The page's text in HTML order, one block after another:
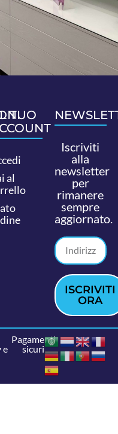
TUO
al
Iscriviti
alla
newsletter
per
rimanere
sempre
aggiornato.
ISCRIVITI
ORA
e
Pagamenti
sicuri